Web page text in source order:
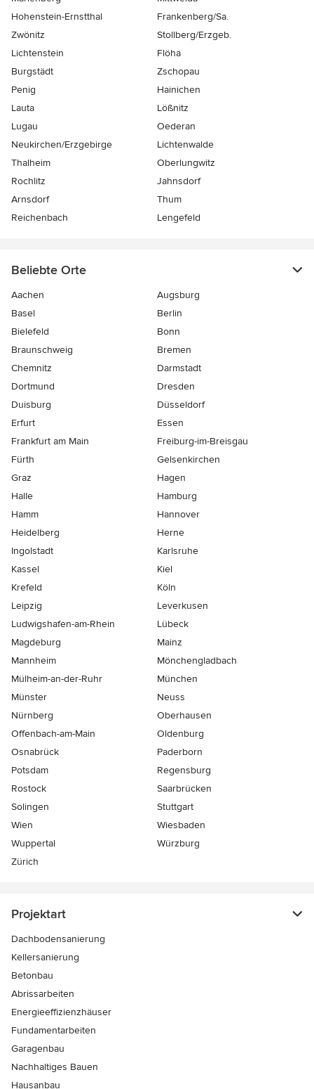
Hohenstein-Ernstthal
Frankenberg/Sa.
Zwönitz
Stollberg/Erzgeb.
Lichtenstein
Flöha
Burgstädt
Zschopau
Penig
Hainichen
Lauta
Lößnitz
Lugau
Oederan
Neukirchen/Erzgebirge
Lichtenwalde
Thalheim
Oberlungwitz
Rochlitz
Jahnsdorf
Arnsdorf
Thum
Reichenbach
Lengefeld
Beliebte Orte
Aachen
Augsburg
Basel
Berlin
Bielefeld
Bonn
Braunschweig
Bremen
Chemnitz
Darmstadt
Dortmund
Dresden
Duisburg
Düsseldorf
Erfurt
Essen
Frankfurt am Main
Freiburg-im-Breisgau
Fürth
Gelsenkirchen
Graz
Hagen
Halle
Hamburg
Hamm
Hannover
Heidelberg
Herne
Ingolstadt
Karlsruhe
Kassel
Kiel
Krefeld
Köln
Leipzig
Leverkusen
Ludwigshafen-am-Rhein
Lübeck
Magdeburg
Mainz
Mannheim
Mönchen­gladbach
Mülheim-an-der-Ruhr
München
Münster
Neuss
Nürnberg
Oberhausen
Offenbach-am-Main
Oldenburg
Osnabrück
Paderborn
Potsdam
Regensburg
Rostock
Saarbrücken
Solingen
Stuttgart
Wien
Wiesbaden
Wuppertal
Würzburg
Zürich
Projektart
Dachbodensanierung
Kellersanierung
Betonbau
Abrissarbeiten
Energieeffizienzhäuser
Fundamentarbeiten
Garagenbau
Nachhaltiges Bauen
Hausanbau